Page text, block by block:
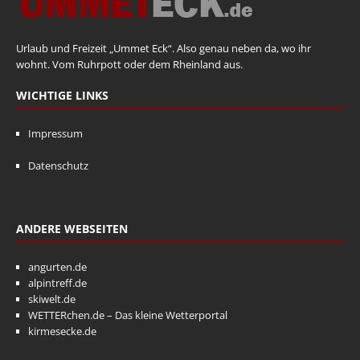
Urlaub und Freizeit „Ummet Eck“. Also genau neben da, wo ihr
wohnt. Vom Ruhrpott oder dem Rheinland aus.
WICHTIGE LINKS
Impressum
Datenschutz
ANDERE WEBSEITEN
angurten.de
alpintreff.de
skiwelt.de
WETTERchen.de – Das kleine Wetterportal
kirmesecke.de